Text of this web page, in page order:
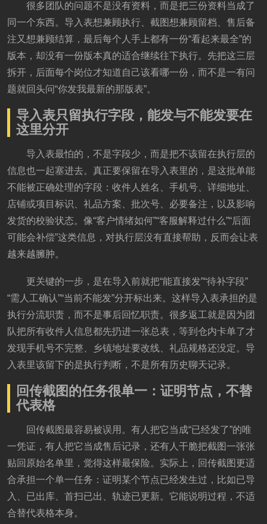
很多团队的问题不是没有资料，而是把三份资料当成了
同一个东西。导入表想兼顾执行、截图想兼顾留档、售后备
注又想兼顾结算，最后每个人手上都有一份“看起来最全”的
版本，却没有一份版本真的适合继续往下执行。先把这三层
拆开，后面每个岗位才知道自己该看哪一份，而不是一有问
题就回头问“你发我最新的那版表”。
导入表只留执行字段，能发与不能发要在
这里分开
导入表最怕的，不是字段少，而是把不该留在执行层的
信息也一起塞进去。真正要保留在导入表里的，是这批单能
不能被正确处理的字段：收件人姓名、手机号、详细地址、
店铺或项目标识、礼品方案、批次号、必要备注，以及影响
发货的校验状态。像“客户情绪如何”“客服解释过什么”“后面
可能会补偿”这类信息，对执行层没有直接帮助，反而会让表
越来越臃肿。
更关键的一步，是在导入前就把“能直接发”“待补字段”
“需人工确认”“当前不能发”分开标出来。这样导入表承担的是
执行分流职责，而不是事后回忆职责。很多返工就是因为团
队把所有收件人信息都先扔进一张总表，等到仓内卡单了才
发现手机号不完整、乡镇地址要改线、礼品规格还没定。导
入表里该留下的是执行判断，不是所有历史聊天记录。
回传截图的任务很单一：证明节点，不替
代表格
回传截图最容易被误用。有人把它当成“已经发了”的唯
一凭证，有人把它当成售后记录，还有人干脆把截图一张张
贴回原始名单里，觉得这样最保险。实际上，回传截图更适
合承担一个单一任务：证明某个节点已经发生过，比如已导
入、已出库、首扫已出、轨迹已更新。它能说明过程，不适
合替代表格本身。